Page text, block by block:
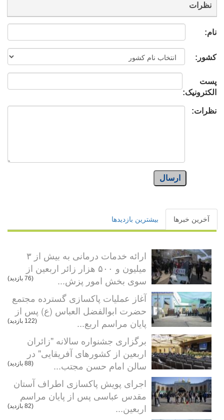
نظرات
نام:
کشور:
پست
الکترونیک:
نظرات:
ارسال
آخرین خبرها بیشترین بازدیدها
ارائه خدمات درمانی به بیش از ۳
میلیون و ۵۰۰ هزار زائر اربعین از
سوی بخش امور پزش...
(76 بازدید)
آغاز عملیات پاکسازی گسترده مجتمع
حضرت ابوالفضل العباس (ع) پس از
پایان مراسم اربع...
(122 بازدید)
برگزاری جشنواره سالانه "زائران
اربعین از کشورهای آفریقایی" در
سالن امام حسن مجتب...
(88 بازدید)
اجرای پویش پاکسازی اطراف آستان
مقدس عباسی پس از پایان مراسم
اربعین...
(82 بازدید)